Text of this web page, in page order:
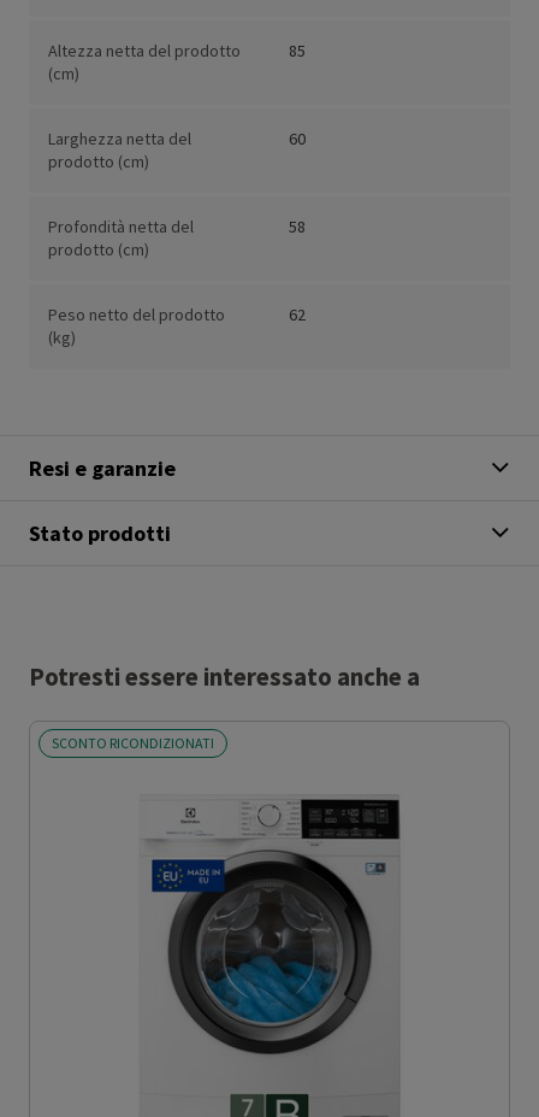
Altezza netta del prodotto
(cm)
85
Larghezza netta del
prodotto (cm)
60
Profondità netta del
prodotto (cm)
58
Peso netto del prodotto
(kg)
62
Resi e garanzie
Stato prodotti
Potresti essere interessato anche a
SCONTO RICONDIZIONATI